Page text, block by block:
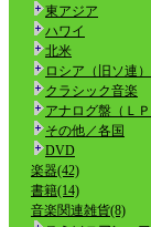
東アジア
ハワイ
北米
ロシア（旧ソ連）
クラシック音楽
アナログ盤（ＬＰ
その他／各国
DVD
楽器(42)
書籍(14)
音楽関連雑貨(8)